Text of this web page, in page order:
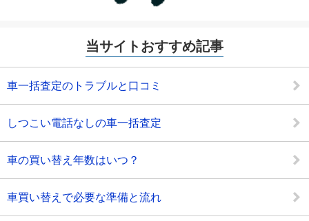
当サイトおすすめ記事
車一括査定のトラブルと口コミ
しつこい電話なしの車一括査定
車の買い替え年数はいつ？
車買い替えで必要な準備と流れ